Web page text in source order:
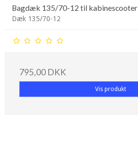
Bagdæk 135/70-12 til kabinescooter
Dæk 135/70-12
795,00 DKK
Vis produkt